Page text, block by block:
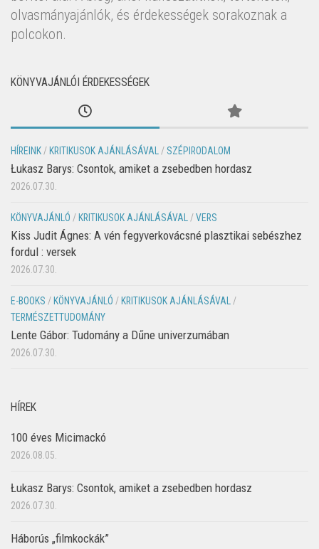
olvasmányajánlók, és érdekességek sorakoznak a
polcokon.
KÖNYVAJÁNLÓI ÉRDEKESSÉGEK
HÍREINK / KRITIKUSOK AJÁNLÁSÁVAL / SZÉPIRODALOM
Łukasz Barys: Csontok, amiket a zsebedben hordasz
2026.07.30.
KÖNYVAJÁNLÓ / KRITIKUSOK AJÁNLÁSÁVAL /VERS
Kiss Judit Ágnes: A vén fegyverkovácsné plasztikai sebészhez
fordul : versek
2026.07.30.
E-BOOKS / KÖNYVAJÁNLÓ / KRITIKUSOK AJÁNLÁSÁVAL
/
TERMÉSZETTUDOMÁNY
Lente Gábor: Tudomány a Dűne univerzumában
2026.07.30.
HÍREK
100 éves Micimackó
2026.08.05.
Łukasz Barys: Csontok, amiket a zsebedben hordasz
2026.07.30.
Háborús „filmkockák”